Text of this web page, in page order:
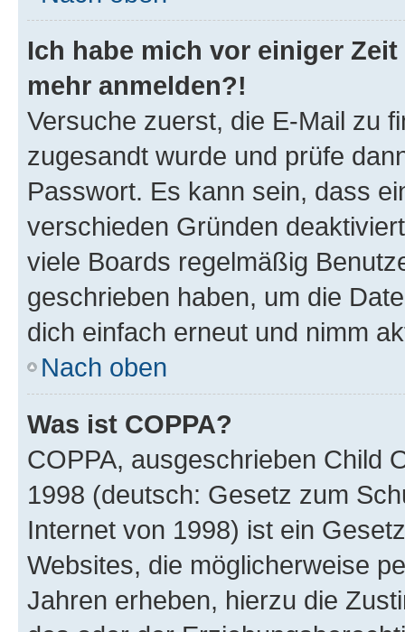
Ich habe mich vor einiger
mehr anmelden?!
Versuche zuerst, die E-Mail zu
zugesandt wurde und prüfe
Passwort. Es kann sein, dass
verschieden Gründen
viele Boards regelmäßig
geschrieben haben, um die
dich einfach erneut und nimm
Nach oben
Was ist COPPA?
COPPA, ausgeschrieben Child
1998 (deutsch: Gesetz zum
Internet von 1998) ist ein
Websites, die möglicherweise
Jahren erheben, hierzu die